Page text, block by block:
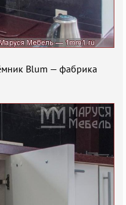
Blum — фабрика